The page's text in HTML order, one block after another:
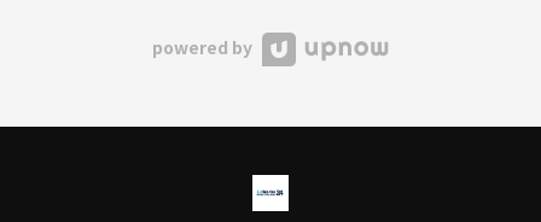
powered by